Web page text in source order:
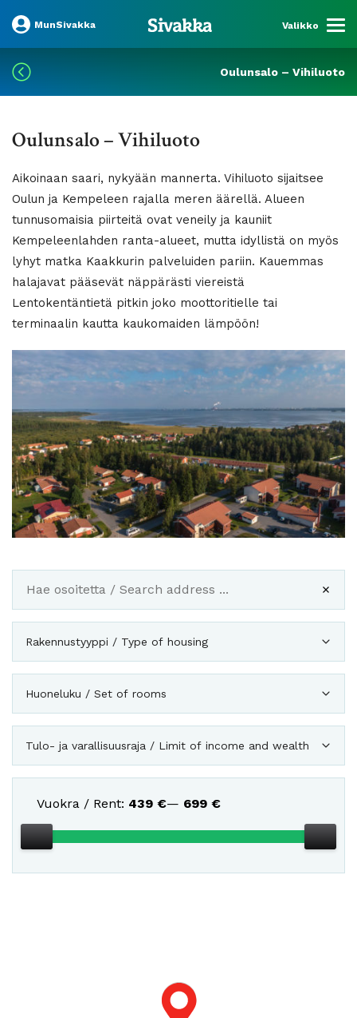
MunSivakka Valikko
Oulunsalo – Vihiluoto
Oulunsalo – Vihiluoto
Aikoinaan saari, nykyään mannerta. Vihiluoto sijaitsee
Oulun ja Kempeleen rajalla meren äärellä. Alueen
tunnusomaisia piirteitä ovat veneily ja kauniit
Kempeleenlahden ranta-alueet, mutta idyllistä on myös
lyhyt matka Kaakkurin palveluiden pariin. Kauemmas
halajavat pääsevät näppärästi viereistä
Lentokentäntietä pitkin joko moottoritielle tai
terminaalin kautta kaukomaiden lämpöön!
Rakennustyyppi / Type of housing
Huoneluku / Set of rooms
Tulo- ja varallisuusraja / Limit of income and wealth
Vuokra / Rent: 439 €— 699 €